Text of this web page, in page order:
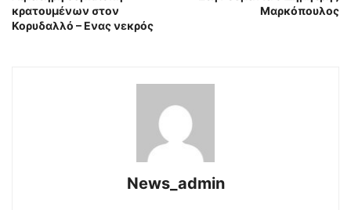
κρατουμένων στον
Κορυδαλλό – Ενας νεκρός
Μαρκόπουλος
News_admin